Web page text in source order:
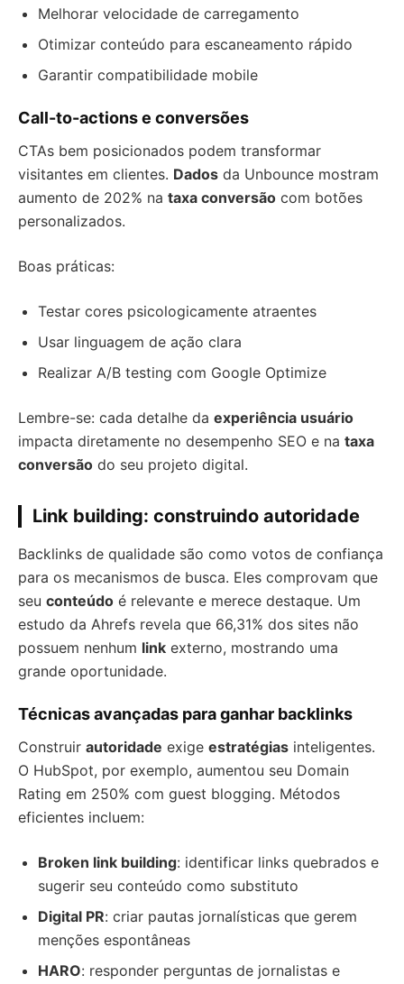
Melhorar velocidade de carregamento
Otimizar conteúdo para escaneamento rápido
Garantir compatibilidade mobile
Call-to-actions e conversões
CTAs bem posicionados podem transformar
visitantes em clientes. Dados da Unbounce mostram
aumento de 202% na taxa conversão com botões
personalizados.
Boas práticas:
Testar cores psicologicamente atraentes
Usar linguagem de ação clara
Realizar A/B testing com Google Optimize
Lembre-se: cada detalhe da experiência usuário
impacta diretamente no desempenho SEO e na taxa
conversão do seu projeto digital.
Link building: construindo autoridade
Backlinks de qualidade são como votos de confiança
para os mecanismos de busca. Eles comprovam que
seu conteúdo é relevante e merece destaque. Um
estudo da Ahrefs revela que 66,31% dos sites não
possuem nenhum link externo, mostrando uma
grande oportunidade.
Técnicas avançadas para ganhar backlinks
Construir autoridade exige estratégias inteligentes.
O HubSpot, por exemplo, aumentou seu Domain
Rating em 250% com guest blogging. Métodos
eficientes incluem:
Broken link building: identificar links quebrados e
sugerir seu conteúdo como substituto
Digital PR: criar pautas jornalísticas que gerem
menções espontâneas
HARO: responder perguntas de jornalistas e